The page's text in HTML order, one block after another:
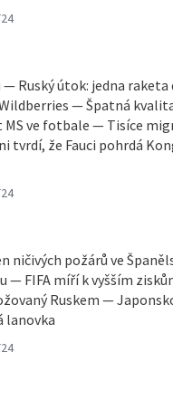
Ruský útok: jedna raketa
— Špatná
MS ve fotbale — Tisíce
tvrdí, že Fauci pohrdá
ničivých požárů ve
— FIFA míří k vyšším
Ruskem —
lanovka